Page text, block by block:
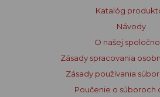
Katalóg
Návody
O našej
Zásady spracovania
Zásady používania
Poučenie o súboroch